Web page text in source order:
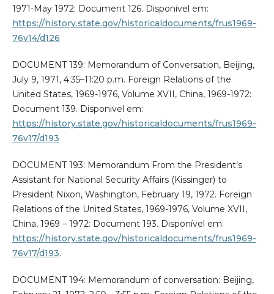
1971-May 1972: Document 126. Disponivel em:
https://history.state.gov/historicaldocuments/frus1969-
76v14/d126
DOCUMENT 139: Memorandum of Conversation, Beijing,
July 9, 1971, 4:35–11:20 p.m. Foreign Relations of the
United States, 1969-1976, Volume XVII, China, 1969-1972:
Document 139. Disponivel em:
https://history.state.gov/historicaldocuments/frus1969-
76v17/d193
DOCUMENT 193: Memorandum From the President’s
Assistant for National Security Affairs (Kissinger) to
President Nixon, Washington, February 19, 1972. Foreign
Relations of the United States, 1969-1976, Volume XVII,
China, 1969 – 1972: Document 193. Disponível em:
https://history.state.gov/historicaldocuments/frus1969-
76v17/d193.
DOCUMENT 194: Memorandum of conversation: Beijing,